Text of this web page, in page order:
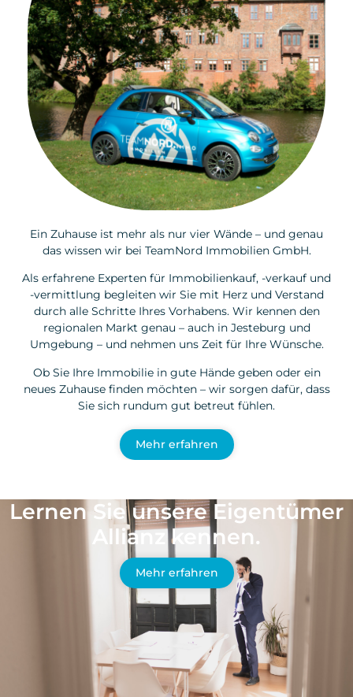
Ein Zuhause ist mehr als nur vier Wände – und genau
das wissen wir bei TeamNord Immobilien GmbH.
Als erfahrene Experten für Immobilienkauf, -verkauf und
-vermittlung begleiten wir Sie mit Herz und Verstand
durch alle Schritte Ihres Vorhabens. Wir kennen den
regionalen Markt genau – auch in Jesteburg und
Umgebung – und nehmen uns Zeit für Ihre Wünsche.
Ob Sie Ihre Immobilie in gute Hände geben oder ein
neues Zuhause finden möchten – wir sorgen dafür, dass
Sie sich rundum gut betreut fühlen.
Mehr erfahren
Lernen Sie unsere Eigentümer
Allianz kennen.
Mehr erfahren